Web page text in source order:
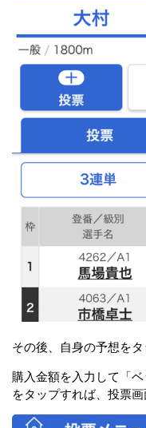
その後、自身の予想をタ
購入金額を入力して「
をタップすれば、投票